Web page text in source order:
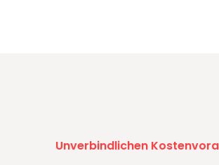
Unverbindlichen